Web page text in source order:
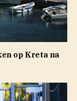
op Kreta na